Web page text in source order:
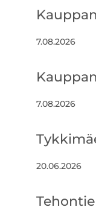
7.08.2026
7.08.2026
20.06.2026